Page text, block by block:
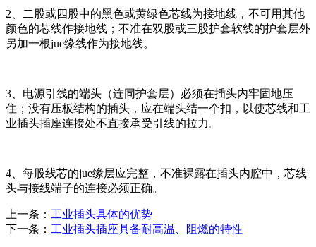
2、二股或四股中的黑色或黄绿色芯线为接地线，不可用其他
颜色的芯线作接地线；不准在双股或三股护套软线的护套层外
另加一根jue缘线作为接地线。
3、电源引线的端头（连同护套层）必须在插头内牢固地压
住；没有压板结构的插头，应在端头结一个扣，以使芯线和工
业插头插座连接处不直接承受引线的拉力。
4、每股线芯的jue缘层应完整，不准裸露在插头内腔中，芯线
头与接线端子的连接必须正确。
上一条： 工业插头具体的优势
下一条： 工业插头插座具备耐高温、阻燃的特性